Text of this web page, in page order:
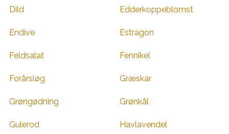
Dild Edderkoppeblomst
Endive Estragon
Feldsalat Fennikel
Forårsløg Græskar
Grøngødning Grønkål
Gulerod Havlavendel